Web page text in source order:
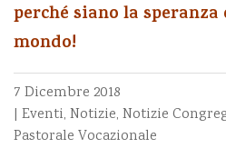
perché siano la speranza
mondo!
7 Dicembre 2018
| Eventi, Notizie, Notizie
Pastorale Vocazionale